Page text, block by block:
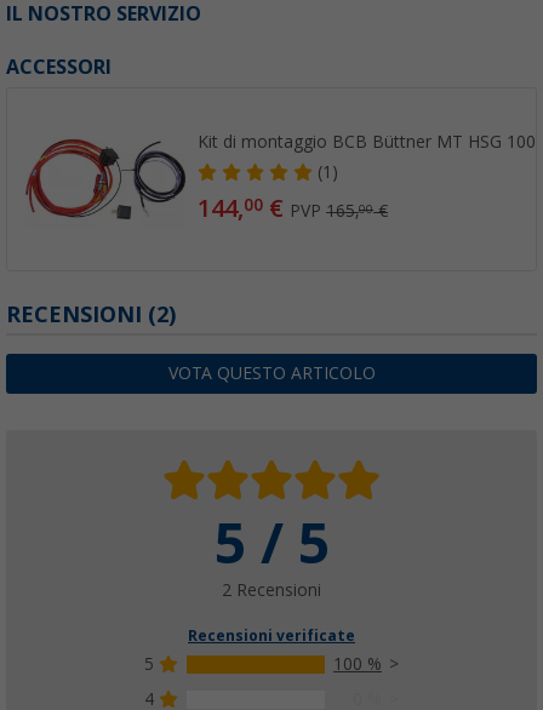
IL NOSTRO SERVIZIO
ACCESSORI
Kit di montaggio BCB Büttner MT HSG 100
(1)
144,00 € PVP165,00€
RECENSIONI (2)
VOTA QUESTO ARTICOLO
5 / 5
2 Recensioni
Recensioni verificate
5
100 %
4